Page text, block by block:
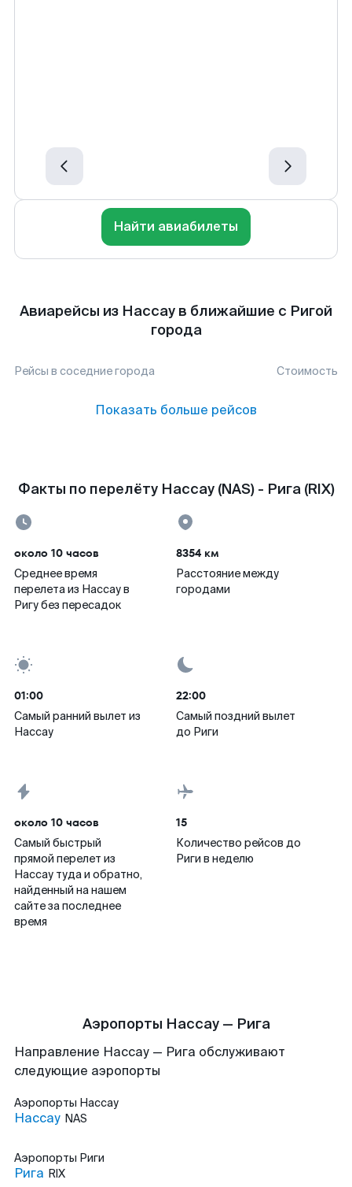
Найти авиабилеты
Авиарейсы из Нассау в ближайшие с Ригой
города
Рейсы в соседние города Стоимость
Показать больше рейсов
Факты по перелёту Нассау (NAS) - Рига (RIX)
около 10 часов
Среднее время
перелета из Нассау в
Ригу без пересадок
8354 км
Расстояние между
городами
01:00
Самый ранний вылет из
Нассау
22:00
Самый поздний вылет
до Риги
около 10 часов
Самый быстрый
прямой перелет из
Нассау туда и обратно,
найденный на нашем
сайте за последнее
время
15
Количество рейсов до
Риги в неделю
Аэропорты Нассау — Рига
Направление Нассау — Рига обслуживают
следующие аэропорты
Аэропорты Нассау
Нассау NAS
Аэропорты Риги
Рига RIX